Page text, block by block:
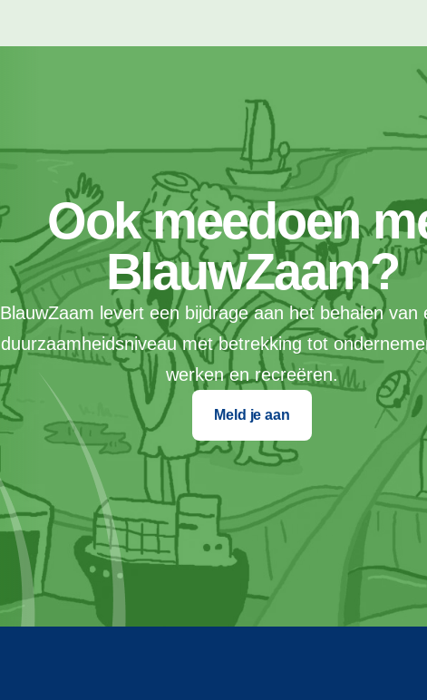
Ook meedoen
BlauwZaam?
BlauwZaam levert een bijdrage aan het behalen van
duurzaamheidsniveau met betrekking tot
werken en recreëren.
Meld je aan